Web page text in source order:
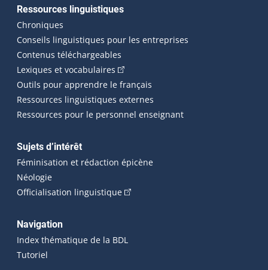
Ressources linguistiques
Chroniques
Conseils linguistiques pour les entreprises
Contenus téléchargeables
Lexiques et vocabulaires (Cet hyperlien externe s'ouvrira
Outils pour apprendre le français
Ressources linguistiques externes
Ressources pour le personnel enseignant
Sujets d’intérêt
Féminisation et rédaction épicène
Néologie
Officialisation linguistique(Cet hyperlien externe s'ouvrira
Navigation
Index thématique de la BDL
Tutoriel